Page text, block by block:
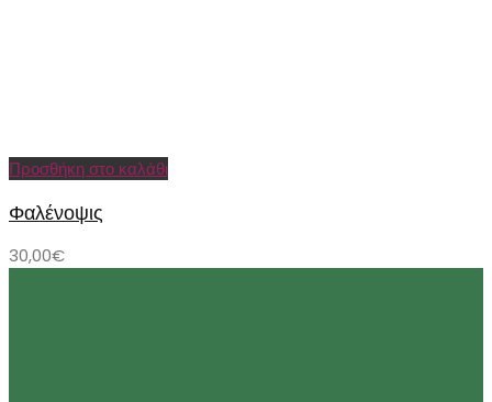
Προσθήκη στο καλάθι
Φαλένοψις
30,00€